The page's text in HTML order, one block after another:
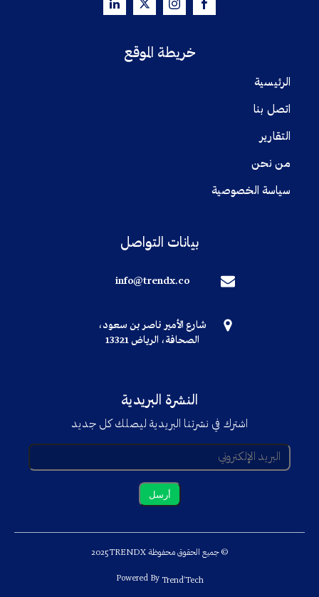
خريطة الموقع
الرئيسية
اتصل بنا
التقارير
من نحن
سياسة الخصوصية
بيانات التواصل
info@trendx.co
شارع الأمير ناصر بن سعود،
الصحافة، الرياض 13321
النشرة البريدية
اشترك في نشرتنا البريدية ليصلك كل جديد
© جميع الحقوق محفوظة TRENDX 2025
Powered By Trend'Tech